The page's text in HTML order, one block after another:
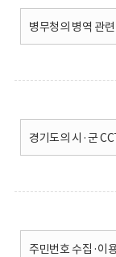
병무청의 병역 관
경기도의 시·군
주민번호 수집·이